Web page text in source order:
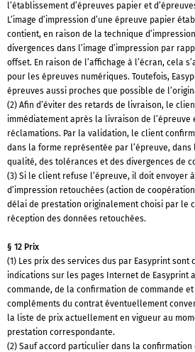
l’établissement d’épreuves papier et
L’image d’impression d’une épreuve papier
contient, en raison de la technique
divergences dans l’image d’impression par
offset. En raison de l’affichage à l’écran, cela
pour les épreuves numériques. Toutefois,
épreuves aussi proches que possible de
(2) Afin d’éviter des retards de livraison, le
immédiatement après la livraison de l’épreuve
réclamations. Par la validation, le client
dans la forme représentée par l’épreuve,
qualité, des tolérances et des divergences de
(3) Si le client refuse l’épreuve, il doit envoyer
d’impression retouchées (action de
délai de prestation originalement choisi par le
réception des données retouchées.
§ 12 Prix
(1) Les prix des services dus par Easyprint
indications sur les pages Internet de Easyprint
commande, de la confirmation de commande
compléments du contrat éventuellement
la liste de prix actuellement en vigueur au
prestation correspondante.
(2) Sauf accord particulier dans la confirmation